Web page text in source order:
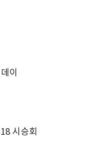
이
시승회